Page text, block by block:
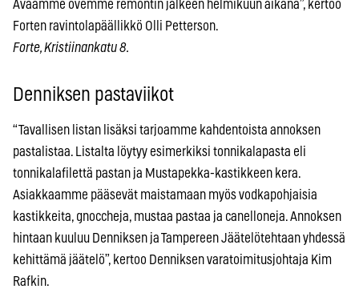
Avaamme ovemme remontin jälkeen helmikuun aikana”, kertoo
Forten ravintolapäällikkö Olli Petterson.
Forte, Kristiinankatu 8.
Denniksen pastaviikot
“Tavallisen listan lisäksi tarjoamme kahdentoista annoksen
pastalistaa. Listalta löytyy esimerkiksi tonnikalapasta eli
tonnikalafilettä pastan ja Mustapekka-kastikkeen kera.
Asiakkaamme pääsevät maistamaan myös vodkapohjaisia
kastikkeita, gnoccheja, mustaa pastaa ja canelloneja. Annoksen
hintaan kuuluu Denniksen ja Tampereen Jäätelötehtaan yhdessä
kehittämä jäätelö”, kertoo Denniksen varatoimitusjohtaja Kim
Rafkin.